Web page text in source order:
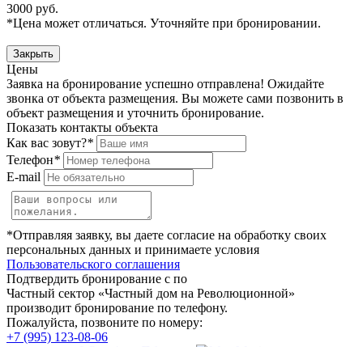
3000 руб.
*Цена может отличаться. Уточняйте при бронировании.
Закрыть
Цены
Заявка на бронирование успешно отправлена! Ожидайте
звонка от объекта размещения. Вы можете сами позвонить в
объект размещения и уточнить бронирование.
Показать контакты объекта
Как вас зовут?*
Телефон*
E-mail
*Отправляя заявку, вы даете согласие на обработку своих
персональных данных и принимаете условия
Пользовательского соглашения
Подтвердить бронирование с по
Частный сектор «Частный дом на Революционной»
производит бронирование по телефону.
Пожалуйста, позвоните по номеру:
+7 (995) 123-08-06